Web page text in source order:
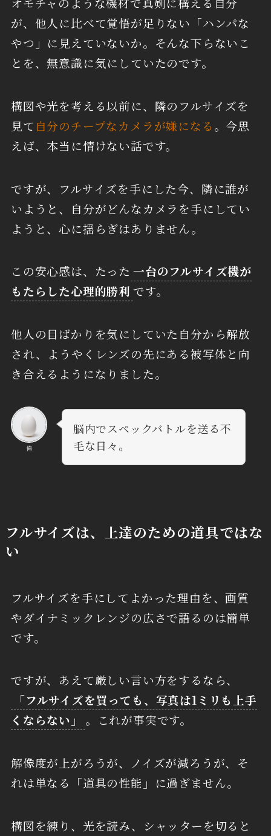
が、他人に比べて覚悟が足りない「ハンパな
やつ」に見えていないか。そんな下らないこ
とを、無意識に気にしていたのです。
構図や光を考える以前に、隣のフルサイズを
見て 自分のチープなカメラが嫌になる 。今思
えば、本当に情けない話です。
ですが、フルサイズを手にした今、隣に誰が
いようと、自分がどんなカメラを手にしてい
ようと、心に揺らぎはありません。
この安心感は、たった 一台のフルサイズ機が
もたらした心理的勝利 です。
他人の目ばかりを気にしていた自分から解放
され、ようやくレンズの先にある被写体と向
き合えるようになりました。
俺
脳内でスペックバトルを送る不
毛な日々。
フルサイズは、上達のための道具ではな
い
フルサイズを手にしてよかった理由を、画質
やダイナミックレンジの広さで語るのは簡単
です。
ですが、あえて厳しい言い方をするなら、
「フルサイズを買っても、写真は1ミリも上手
くならない」
。これが事実です。
解像度が上がろうが、ノイズが減ろうが、そ
れは単なる「道具の性能」に過ぎません。
構図を練り、光を読み、シャッターを切ると